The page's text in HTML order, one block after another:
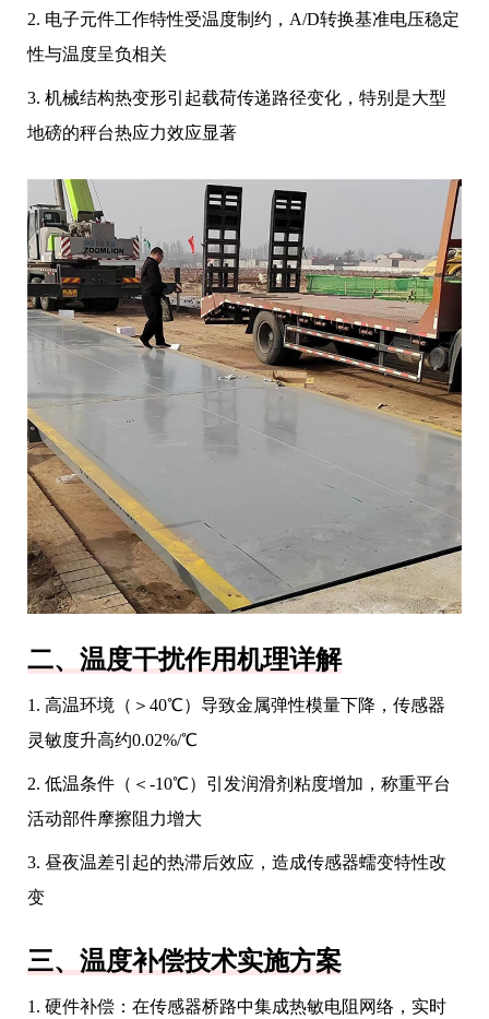
2. 电子元件工作特性受温度制约，A/D转换基准电压稳定
性与温度呈负相关
3. 机械结构热变形引起载荷传递路径变化，特别是大型
地磅的秤台热应力效应显著
二、温度干扰作用机理详解
1. 高温环境（＞40℃）导致金属弹性模量下降，传感器
灵敏度升高约0.02%/℃
2. 低温条件（＜-10℃）引发润滑剂粘度增加，称重平台
活动部件摩擦阻力增大
3. 昼夜温差引起的热滞后效应，造成传感器蠕变特性改
变
三、温度补偿技术实施方案
1. 硬件补偿：在传感器桥路中集成热敏电阻网络，实时